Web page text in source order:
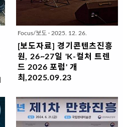
Focus/보도 · 2025. 12. 26.
[보도자료] 경기콘텐츠진흥
원, 26~27일 'K-컬처 트렌
드 2026 포럼' 개
최,2025.09.23
은 오는 26일부터 27일까지 수원컨
벤션센터 전시홀2에서 'K-컬처 트렌
드 2026 포럼'을 개최한다고 3일 밝